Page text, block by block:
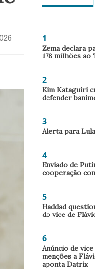
1
Zema declara
178 milhões ao
2
Kim Kataguiri
defender
3
Alerta para
4
Enviado de
cooperação
5
Haddad
do vice de
6
Anúncio de vice
menções a
aponta Datrix